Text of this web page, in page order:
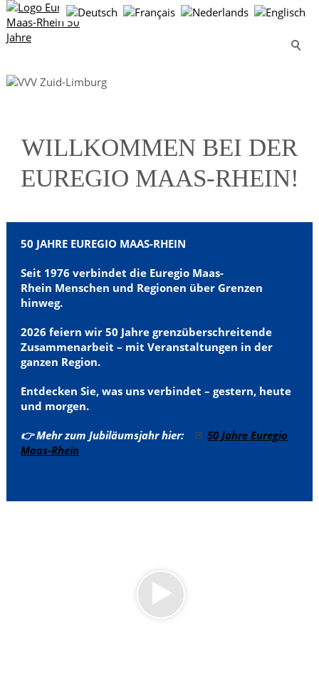
verbindet
WILLKOMMEN BEI DER
EUREGIO MAAS-RHEIN!
50 JAHRE EUREGIO MAAS-RHEIN
Seit 1976 verbindet die Euregio Maas-
Rhein Menschen und Regionen über Grenzen
hinweg.
2026 feiern wir 50 Jahre grenzüberschreitende
Zusammenarbeit – mit Veranstaltungen in der
ganzen Region.
Entdecken Sie, was uns verbindet – gestern, heute
und morgen.
👉 Mehr zum Jubiläumsjahr hier:
50 Jahre Euregio
Maas-Rhein